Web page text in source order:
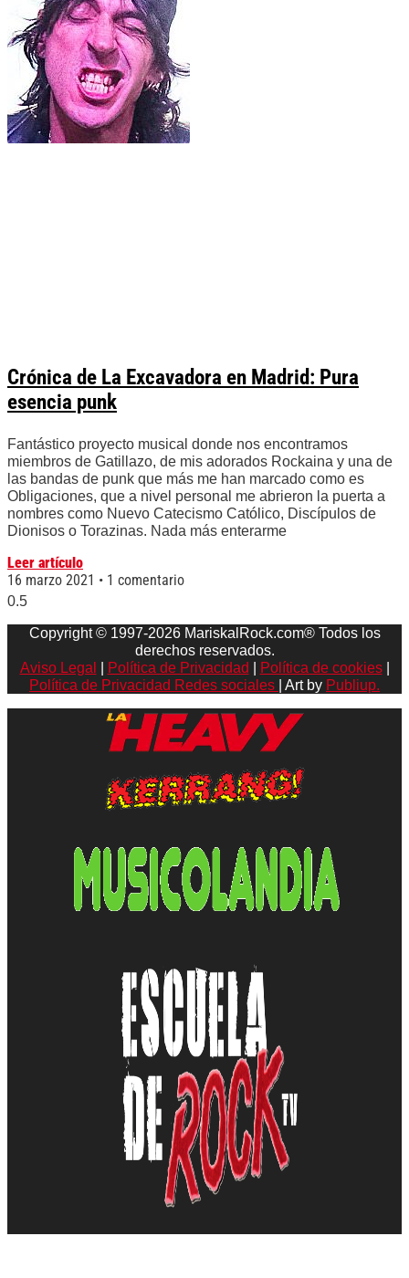
Crónica de La Excavadora en Madrid: Pura
esencia punk
Fantástico proyecto musical donde nos encontramos
miembros de Gatillazo, de mis adorados Rockaina y una de
las bandas de punk que más me han marcado como es
Obligaciones, que a nivel personal me abrieron la puerta a
nombres como Nuevo Catecismo Católico, Discípulos de
Dionisos o Torazinas. Nada más enterarme
Leer artículo
16 marzo 2021
1 comentario
Copyright © 1997-2026 MariskalRock.com® Todos los
derechos reservados.
Aviso Legal
Política de Privacidad Política de cookies|
Política de Privacidad Redes sociales
| Art by Publiup.